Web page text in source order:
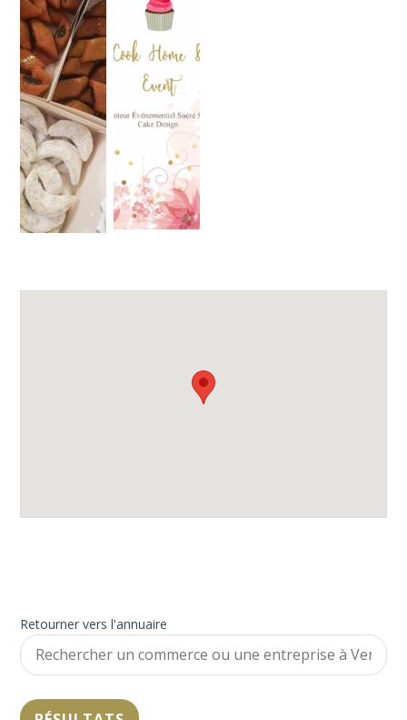
Retourner vers l'annuaire